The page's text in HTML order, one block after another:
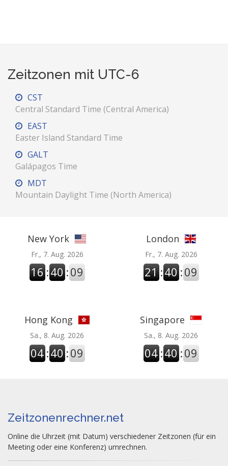
Zeitzonen mit UTC-6
CST
Central Standard Time (Central America)
EAST
Easter Island Standard Time
GALT
Galápagos Time
MDT
Mountain Daylight Time (North America)
New York
Fr., 7. Aug. 2026
16 :40 :09
London
Fr., 7. Aug. 2026
21 :40 :09
Hong Kong
Sa., 8. Aug. 2026
04 :40 :09
Singapore
Sa., 8. Aug. 2026
04 :40 :09
Zeitzonenrechner.net
Online die Uhrzeit (mit Datum) verschiedener Zeitzonen (für ein
Meeting oder eine Konferenz) umrechnen.